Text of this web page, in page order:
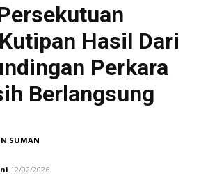
Hasil Dari
Perkara
Berlangsung
SUMAN
12/02/2026